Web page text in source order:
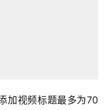
加视频标题最多为70